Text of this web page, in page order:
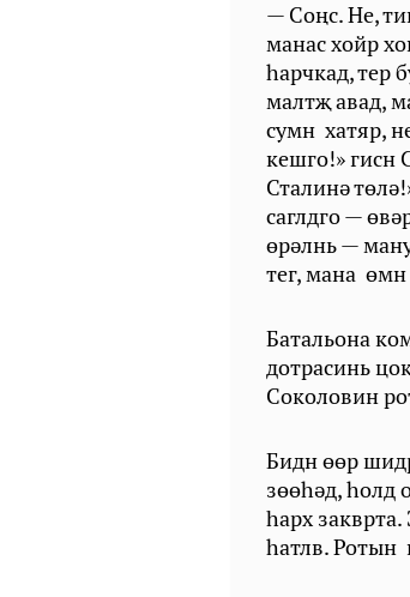
— Соңс. Не,
манас хойр
һарчкад, тер
малтҗ авад,
сумн хатяр,
кешго!» гисн
Сталинә
саглдго —
өрәлнь —
тег, мана
Батальона
дотрасинь
Соколовин
Бидн өөр
зөөһәд, һолд
hapx
һатлв. Ротын